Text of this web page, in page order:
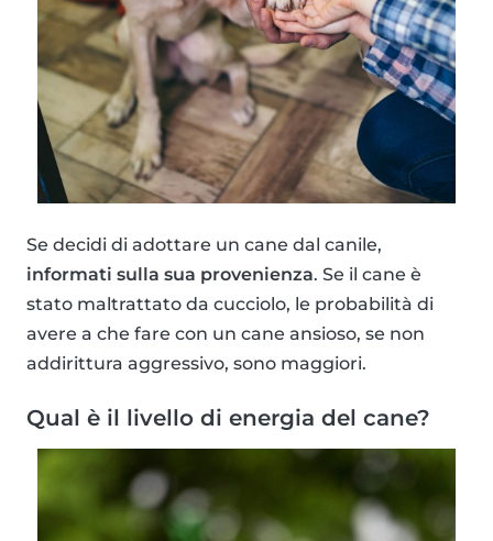
Se decidi di adottare un cane dal canile,
informati sulla sua provenienza. Se il cane è
stato maltrattato da cucciolo, le probabilità di
avere a che fare con un cane ansioso, se non
addirittura aggressivo, sono maggiori.
Qual è il livello di energia del cane?